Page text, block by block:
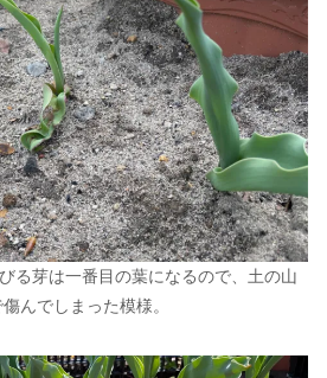
芽は一番目の葉になるので、土の山
んでしまった模様。